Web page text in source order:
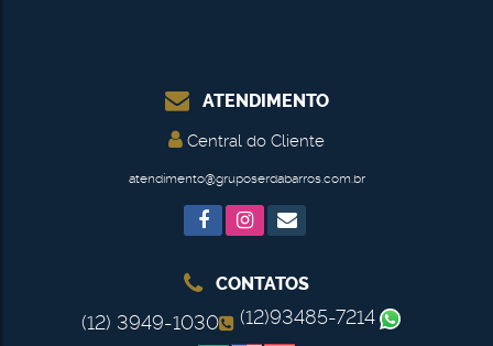
ATENDIMENTO
Central do Cliente
atendimento@gruposerdabarros.com.br
CONTATOS
(12) 3949-1030 (12)93485-7214